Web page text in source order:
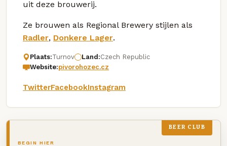
uit deze brouwerij.
Ze brouwen als Regional Brewery stijlen als
Radler, Donkere Lager.
Plaats:Turnov Land:Czech Republic
Website:pivorohozec.cz
TwitterFacebookInstagram
BEER CLUB
BEGIN HIER